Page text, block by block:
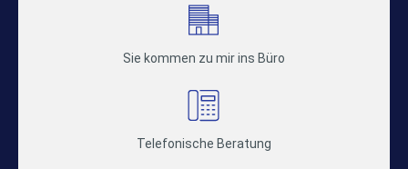
Sie kommen zu mir ins Büro
Telefonische Beratung